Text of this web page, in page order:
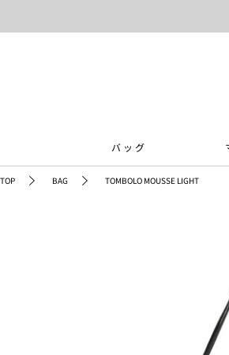
バッグ
TOP BAG TOMBOLO MOUSSE LIGHT